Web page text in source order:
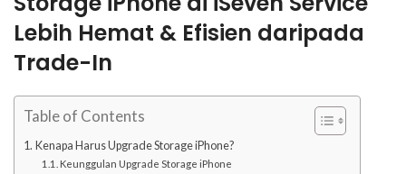
Table of Contents
Kenapa Harus Upgrade Storage iPhone?
Keunggulan Upgrade Storage iPhone